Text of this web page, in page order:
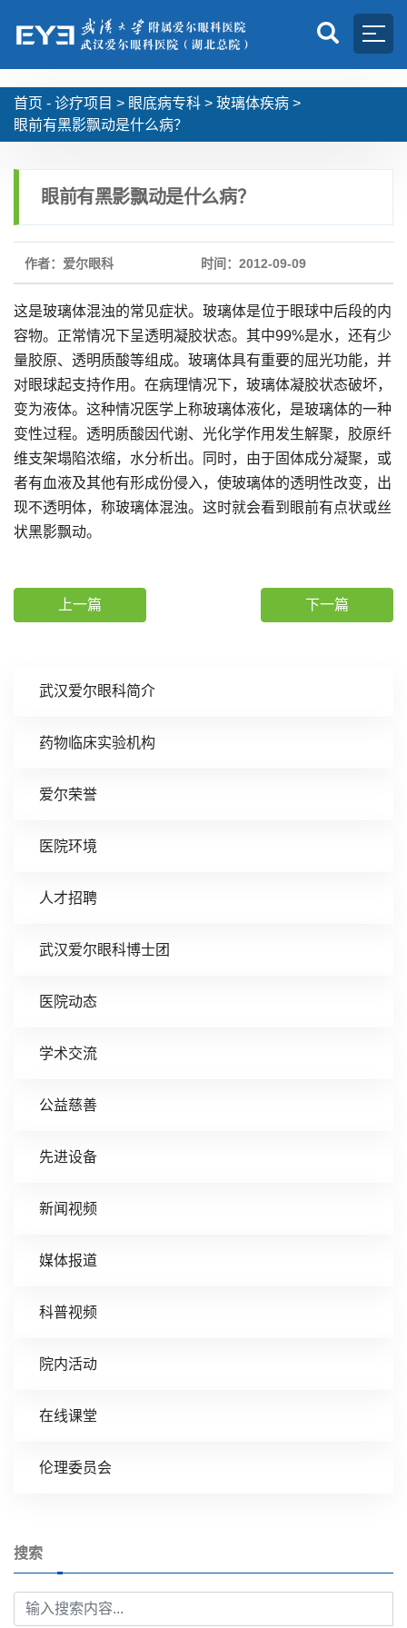
首页 - 诊疗项目 > 眼底病专科 > 玻璃体疾病 >
眼前有黑影飘动是什么病？
武汉爱尔眼科简介
药物临床实验机构
爱尔荣誉
医院环境
人才招聘
武汉爱尔眼科博士团
医院动态
学术交流
公益慈善
先进设备
新闻视频
媒体报道
科普视频
院内活动
在线课堂
伦理委员会
搜索
眼前有黑影飘动是什么病？
作者：爱尔眼科 时间：2012-09-09
这是玻璃体混浊的常见症状。玻璃体是位于眼球中后段的内
容物。正常情况下呈透明凝胶状态。其中99%是水，还有少
量胶原、透明质酸等组成。玻璃体具有重要的屈光功能，并
对眼球起支持作用。在病理情况下，玻璃体凝胶状态破坏，
变为液体。这种情况医学上称玻璃体液化，是玻璃体的一种
变性过程。透明质酸因代谢、光化学作用发生解聚，胶原纤
维支架塌陷浓缩，水分析出。同时，由于固体成分凝聚，或
者有血液及其他有形成份侵入，使玻璃体的透明性改变，出
现不透明体，称玻璃体混浊。这时就会看到眼前有点状或丝
状黑影飘动。
上一篇 下一篇